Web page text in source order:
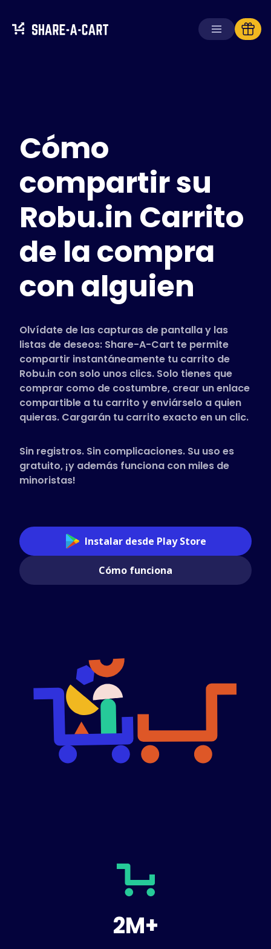
Para consumidores
Para escuelas
Para empresas
ObténPlus+
Iniciar sesión
Tiendas compatibles
Preguntas frecuentes
Español (Spanish)
Cómo
compartir su
Robu.in Carrito
de la compra
con alguien
Olvídate de las capturas de pantalla y las
listas de deseos: Share-A-Cart te permite
compartir instantáneamente tu carrito de
Robu.in con solo unos clics. Solo tienes que
comprar como de costumbre, crear un enlace
compartible a tu carrito y enviárselo a quien
quieras. Cargarán tu carrito exacto en un clic.
Sin registros. Sin complicaciones. Su uso es
gratuito, ¡y además funciona con miles de
minoristas!
Instalar desde Play Store
Cómo funciona
2M+